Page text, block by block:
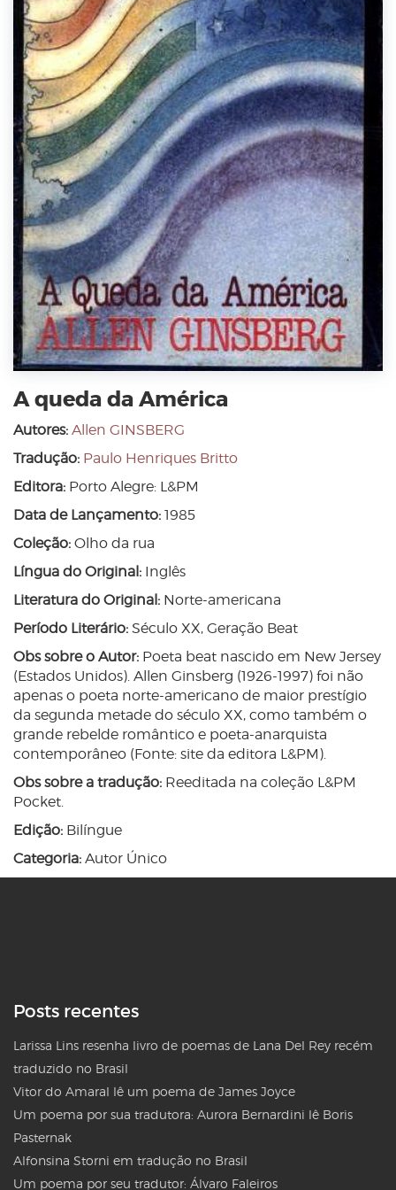
A queda da América
Autores: Allen GINSBERG
Tradução: Paulo Henriques Britto
Editora: Porto Alegre: L&PM
Data de Lançamento: 1985
Coleção: Olho da rua
Língua do Original: Inglês
Literatura do Original: Norte-americana
Período Literário: Século XX, Geração Beat
Obs sobre o Autor: Poeta beat nascido em New Jersey
(Estados Unidos). Allen Ginsberg (1926-1997) foi não
apenas o poeta norte-americano de maior prestígio
da segunda metade do século XX, como também o
grande rebelde romântico e poeta-anarquista
contemporâneo (Fonte: site da editora L&PM).
Obs sobre a tradução: Reeditada na coleção L&PM
Pocket.
Edição: Bilíngue
Categoria: Autor Único
Posts recentes
Larissa Lins resenha livro de poemas de Lana Del Rey recém
traduzido no Brasil
Vitor do Amaral lê um poema de James Joyce
Um poema por sua tradutora: Aurora Bernardini lê Boris
Pasternak
Alfonsina Storni em tradução no Brasil
Um poema por seu tradutor: Álvaro Faleiros